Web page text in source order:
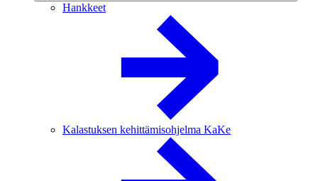
Hankkeet
Kalastuksen kehittämisohjelma KaKe